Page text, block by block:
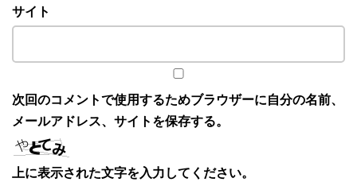
サイト
次回のコメントで使用するためブラウザーに自分の名前、
メールアドレス、サイトを保存する。
上に表示された文字を入力してください。